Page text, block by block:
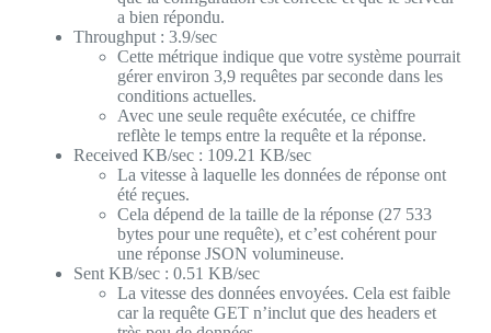
a bien répondu.
Throughput : 3.9/sec
Cette métrique indique que votre système pourrait
gérer environ 3,9 requêtes par seconde dans les
conditions actuelles.
Avec une seule requête exécutée, ce chiffre
reflète le temps entre la requête et la réponse.
Received KB/sec : 109.21 KB/sec
La vitesse à laquelle les données de réponse ont
été reçues.
Cela dépend de la taille de la réponse (27 533
bytes pour une requête), et c’est cohérent pour
une réponse JSON volumineuse.
Sent KB/sec : 0.51 KB/sec
La vitesse des données envoyées. Cela est faible
car la requête GET n’inclut que des headers et